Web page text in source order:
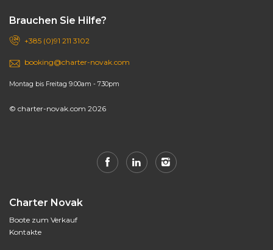
Brauchen Sie Hilfe?
+385 (0)91 211 3102
booking@charter-novak.com
Montag bis Freitag 9.00am - 7.30pm
© charter-novak.com 2026
Charter Novak
Boote zum Verkauf
Kontakte